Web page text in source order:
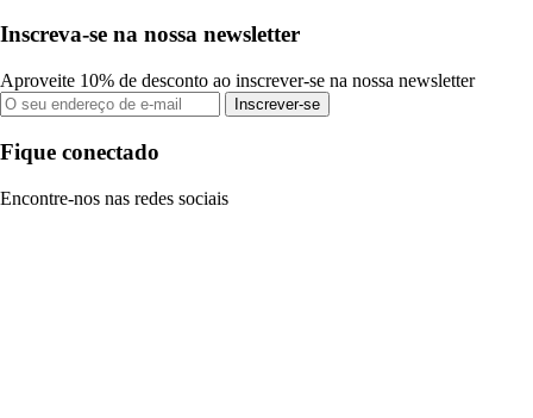
Inscreva-se na nossa newsletter
Aproveite 10% de desconto ao inscrever-se na nossa newsletter
Inscrever-se
Fique conectado
Encontre-nos nas redes sociais